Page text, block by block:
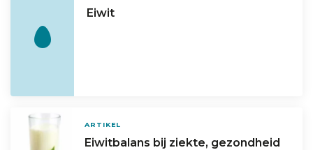
Eiwit
ARTIKEL
Eiwitbalans bij ziekte, gezondheid